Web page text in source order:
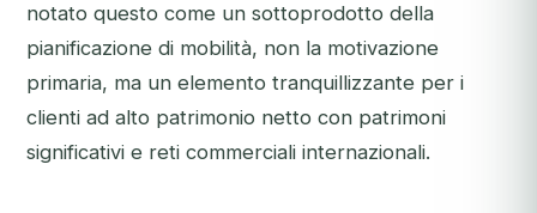
notato questo come un sottoprodotto della
pianificazione di mobilità, non la motivazione
primaria, ma un elemento tranquillizzante per i
clienti ad alto patrimonio netto con patrimoni
significativi e reti commerciali internazionali.